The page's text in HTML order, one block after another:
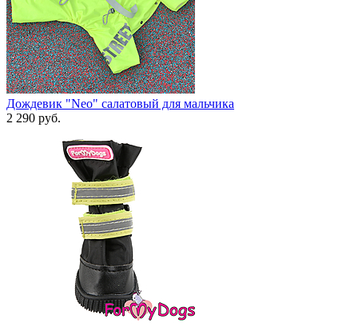
Дождевик "Neo" салатовый для мальчика
2 290 руб.